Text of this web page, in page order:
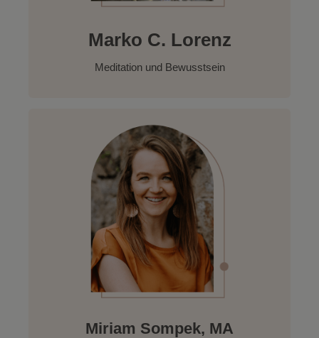
Marko C. Lorenz
Meditation und Bewusstsein
Miriam Sompek, MA